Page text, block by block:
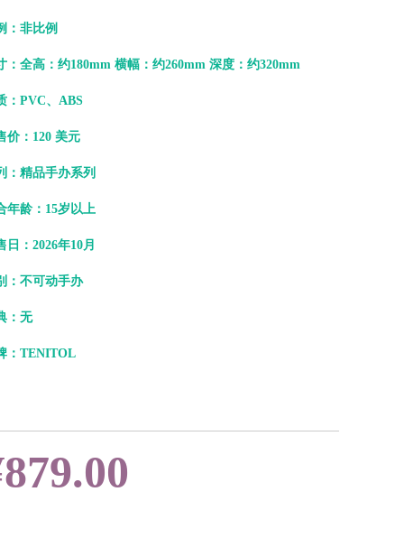
：非比例
：全高：约180mm 横幅：约260mm 深度：约320mm
：PVC、ABS
价：120 美元
：精品手办系列
年龄：15岁以上
日：2026年10月
：不可动手办
：无
：TENITOL
879.00